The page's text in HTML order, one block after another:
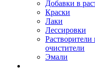
Добавки в
Краски
Лаки
Лессировки
Растворители
очистители
Эмали